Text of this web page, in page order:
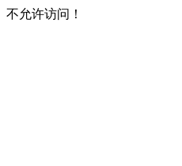
不允许访问！